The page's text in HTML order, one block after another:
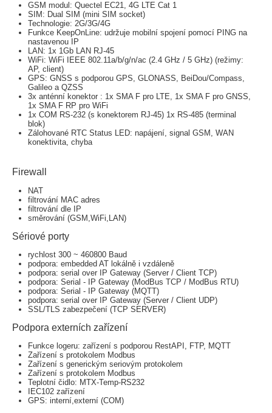
GSM modul: Quectel EC21, 4G LTE Cat 1
SIM: Dual SIM (mini SIM socket)
Technologie: 2G/3G/4G
Funkce KeepOnLine: udržuje mobilní spojení pomocí PING na
nastavenou IP
LAN: 1x 1Gb LAN RJ-45
WiFi: WiFi IEEE 802.11a/b/g/n/ac (2.4 GHz / 5 GHz) (režimy:
AP, client)
GPS: GNSS s podporou GPS, GLONASS, BeiDou/Compass,
Galileo a QZSS
3x anténní konektor : 1x SMA F pro LTE, 1x SMA F pro GNSS,
1x SMA F RP pro WiFi
1x COM RS-232 (s konektorem RJ-45) 1x RS-485 (terminal
blok)
Zálohované RTC Status LED: napájení, signal GSM, WAN
konektivita, chyba
Firewall
NAT
filtrování MAC adres
filtrování dle IP
směrování (GSM,WiFi,LAN)
Sériové porty
rychlost 300 ~ 460800 Baud
podpora: embedded AT lokálně i vzdáleně
podpora: serial over IP Gateway (Server / Client TCP)
podpora: Serial - IP Gateway (ModBus TCP / ModBus RTU)
podpora: Serial - IP Gateway (MQTT)
podpora: serial over IP Gateway (Server / Client UDP)
SSL/TLS zabezpečení (TCP SERVER)
Podpora externích zařízení
Funkce logeru: zařízení s podporou RestAPI, FTP, MQTT
Zařízení s protokolem Modbus
Zařízení s generickým seriovým protokolem
Zařízení s protokolem Modbus
Teplotní čidlo: MTX-Temp-RS232
IEC102 zařízení
GPS: interní,externí (COM)